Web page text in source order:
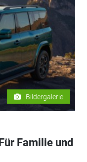
Bildergalerie
Familie und